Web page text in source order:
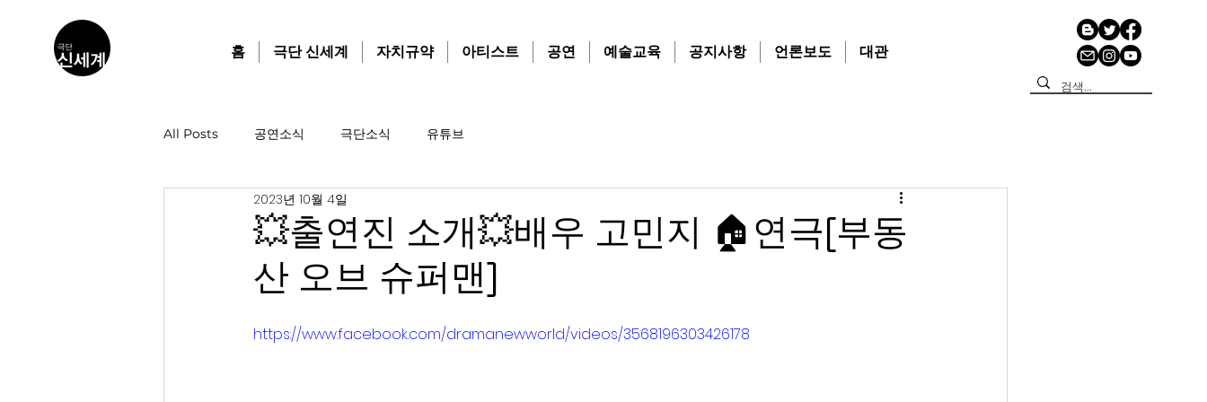
홈 극단 신세계 자치규약 아티스트 공연 예술교육 공지사항 언론보도 대관
All Posts 공연소식 극단소식 유튜브
💥출연진 소개💥배우 고민지 🏠연극[부동
산 오브 슈퍼맨]
2023년 10월 4일
https://www.facebook.com/dramanewworld/videos/3568196303426178